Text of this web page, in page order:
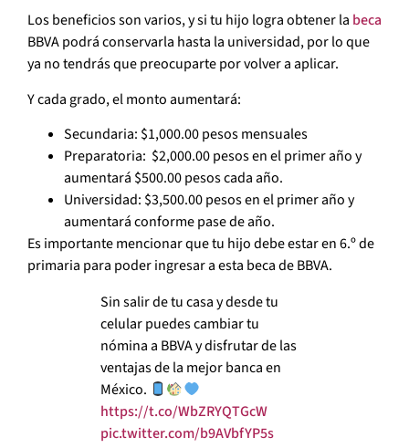
Los beneficios son varios, y si tu hijo logra obtener la beca
BBVA podrá conservarla hasta la universidad, por lo que
ya no tendrás que preocuparte por volver a aplicar.
Y cada grado, el monto aumentará:
Secundaria: $1,000.00 pesos mensuales
Preparatoria: $2,000.00 pesos en el primer año y
aumentará $500.00 pesos cada año.
Universidad: $3,500.00 pesos en el primer año y
aumentará conforme pase de año.
Es importante mencionar que tu hijo debe estar en 6.º de
primaria para poder ingresar a esta beca de BBVA.
Sin salir de tu casa y desde tu
celular puedes cambiar tu
nómina a BBVA y disfrutar de las
ventajas de la mejor banca en
México.
https://t.co/WbZRYQTGcW
pic.twitter.com/b9AVbfYP5s